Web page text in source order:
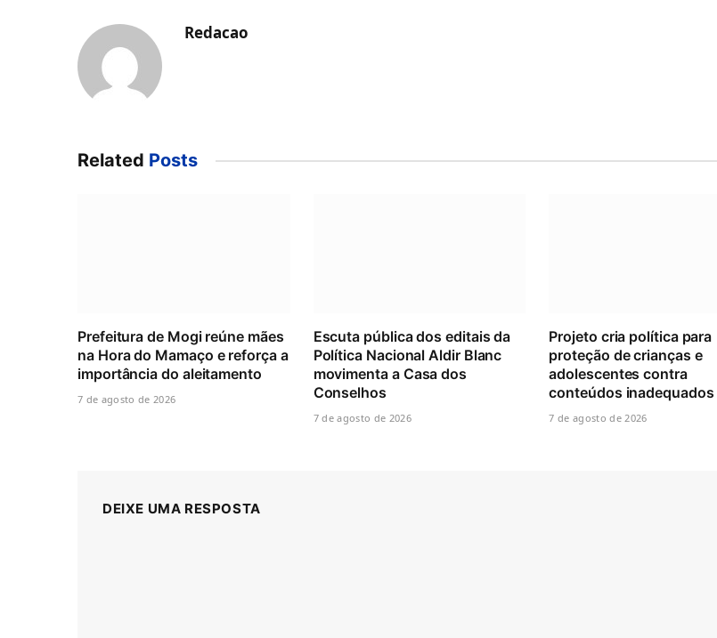
Redacao
Related Posts
Prefeitura de Mogi reúne mães
na Hora do Mamaço e reforça a
importância do aleitamento
7 de agosto de 2026
Escuta pública dos editais da
Política Nacional Aldir Blanc
movimenta a Casa dos
Conselhos
7 de agosto de 2026
Projeto cria política para
proteção de crianças e
adolescentes contra
conteúdos inadequados
7 de agosto de 2026
DEIXE UMA RESPOSTA